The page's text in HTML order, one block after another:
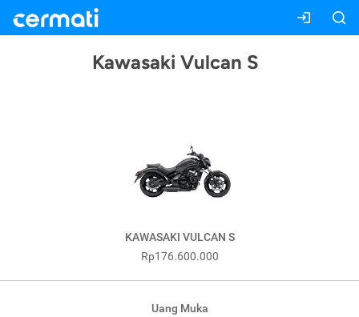
Kawasaki Vulcan S
KAWASAKI VULCAN S
Rp176.600.000
Uang Muka